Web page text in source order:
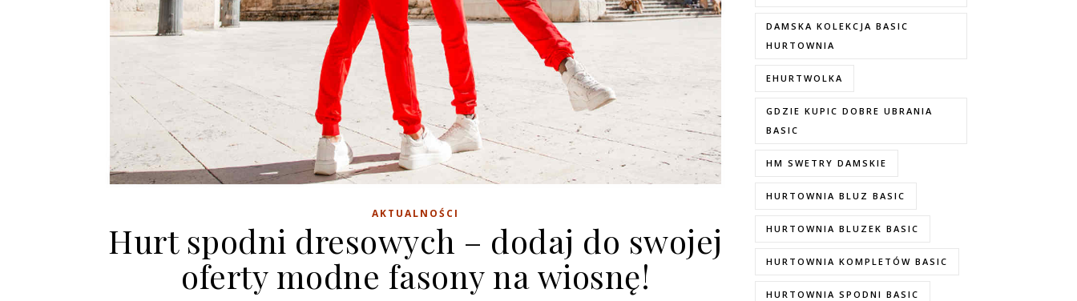
AKTUALNOŚCI
Hurt spodni dresowych – dodaj do swojej
oferty modne fasony na wiosnę!
DAMSKA KOLEKCJA BASIC
HURTOWNIA
EHURTWOLKA
GDZIE KUPIC DOBRE UBRANIA
BASIC
HM SWETRY DAMSKIE
HURTOWNIA BLUZ BASIC
HURTOWNIA BLUZEK BASIC
HURTOWNIA KOMPLETÓW BASIC
HURTOWNIA SPODNI BASIC